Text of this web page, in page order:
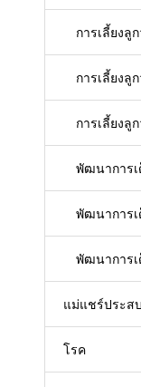
การเลี้ยงลู
การเลี้ยงลู
การเลี้ยงลู
พัฒนาการ
พัฒนาการ
พัฒนาการ
แม่แชร์ประส
โรค